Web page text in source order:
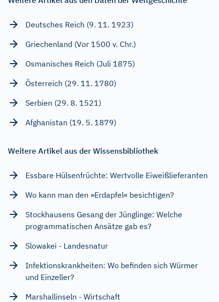
Deutsches Reich (9. 11. 1923)
Griechenland (Vor 1500 v. Chr.)
Osmanisches Reich (Juli 1875)
Österreich (29. 11. 1780)
Serbien (29. 8. 1521)
Afghanistan (19. 5. 1879)
Weitere Artikel aus der Wissensbibliothek
Essbare Hülsenfrüchte: Wertvolle Eiweißlieferanten
Wo kann man den »Erdapfel« besichtigen?
Stockhausens Gesang der Jünglinge: Welche
programmatischen Ansätze gab es?
Slowakei - Landesnatur
Infektionskrankheiten: Wo befinden sich Würmer
und Einzeller?
Marshallinseln - Wirtschaft